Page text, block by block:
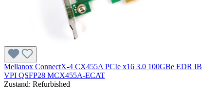
Mellanox ConnectX-4 CX455A PCIe x16 3.0 100GBe EDR IB
VPI QSFP28 MCX455A-ECAT
Zustand: Refurbished